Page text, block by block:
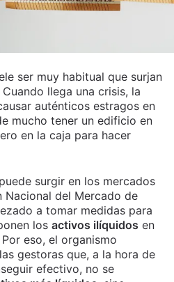
ser muy habitual que surjan
Cuando llega una crisis, la
auténticos estragos en
mucho tener un edificio en
en la caja para hacer
surgir en los mercados
Nacional del Mercado de
a tomar medidas para
los activos ilíquidos en
Por eso, el organismo
gestoras que, a la hora de
efectivo, no se